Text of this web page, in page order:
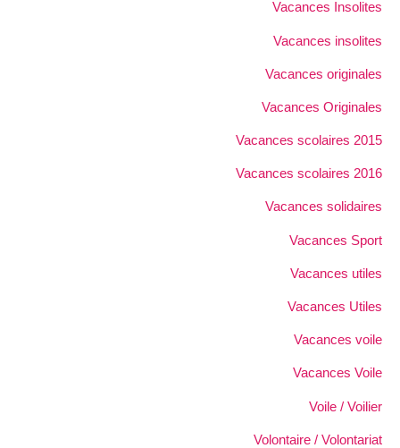
Vacances Insolites
Vacances insolites
Vacances originales
Vacances Originales
Vacances scolaires 2015
Vacances scolaires 2016
Vacances solidaires
Vacances Sport
Vacances utiles
Vacances Utiles
Vacances voile
Vacances Voile
Voile / Voilier
Volontaire / Volontariat